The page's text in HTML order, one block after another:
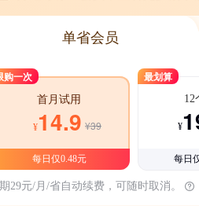
单省会员
购一次
首月试用
¥14.9 ¥39
每日仅0.48元
最划算
12
¥
每日
29元/月/省自动续费，可随时取消。